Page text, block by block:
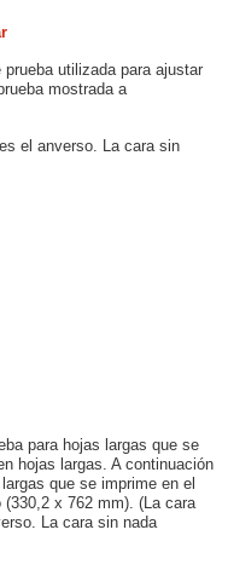
utilizada para ajustar
mostrada a
el anverso. La cara sin
para hojas largas que se
hojas largas. A continuación
que se imprime en el
x 762 mm). (La cara
La cara sin nada